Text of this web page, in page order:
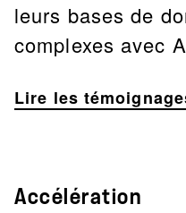
leurs bases de
complexes avec
Lire les
Accélération